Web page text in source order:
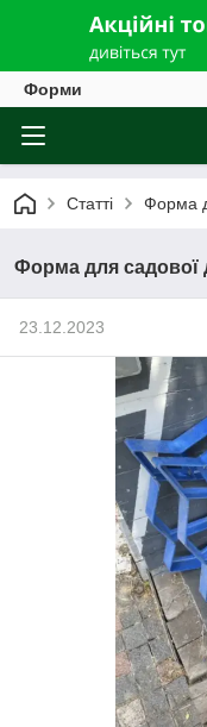
Форми
Статті Форма
Форма для садової
23.12.2023